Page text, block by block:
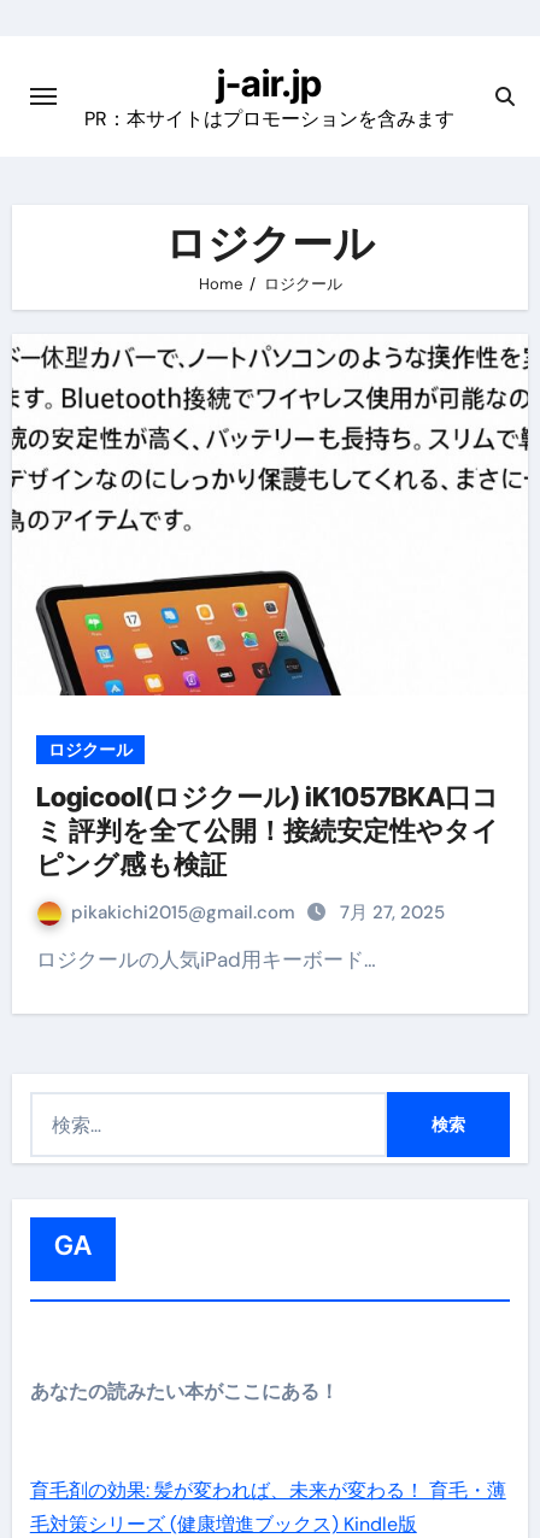
content
j-air.jp
PR：本サイトはプロモーションを含みます
ロジクール
Home ロジクール
ロジクール
Logicool(ロジクール) iK1057BKA口コ
ミ 評判を全て公開！接続安定性やタイ
ピング感も検証
pikakichi2015@gmail.com 7月 27, 2025
ロジクールの人気iPad用キーボード…
GA
あなたの読みたい本がここにある！
育毛剤の効果: 髪が変われば、未来が変わる！ 育毛・薄
毛対策シリーズ (健康増進ブックス) Kindle版